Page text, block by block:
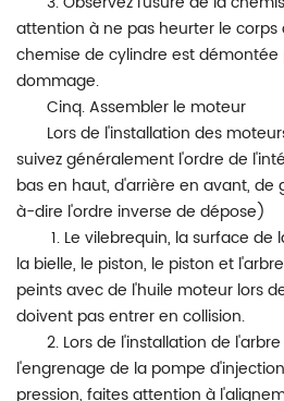
attention à ne pas heurter le
chemise de cylindre est
dommage.
Cinq. Assembler le moteur
Lors de l'installation des
suivez généralement l'ordre de
bas en haut, d'arrière en avant,
à-dire l'ordre inverse de dépose)
1. Le vilebrequin, la surface de
la bielle, le piston, le piston et
peints avec de l'huile moteur lors
doivent pas entrer en collision.
2. Lors de l'installation de
l'engrenage de la pompe
pression, faites attention à